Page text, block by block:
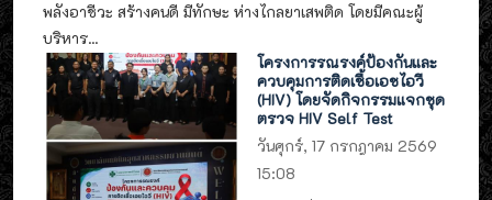
พลังอาชีวะ สร้างคนดี มีทักษะ ห่างไกลยาเสพติด โดยมีคณะผู้
บริหาร...
โครงการรณรงค์ป้องกันและ
ควบคุมการติดเชื้อเอชไอวี
(HIV) โดยจัดกิจกรรมแจกชุด
ตรวจ HIV Self Test
วันศุกร์, 17 กรกฎาคม 2569
15:08